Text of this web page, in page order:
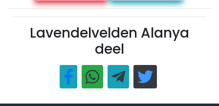
Lavendelvelden Alanya
deel